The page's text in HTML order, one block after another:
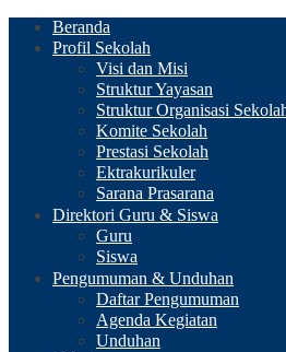
Beranda
Profil Sekolah
Visi dan Misi
Struktur Yayasan
Struktur Organisasi
Komite Sekolah
Prestasi Sekolah
Ektrakurikuler
Sarana Prasarana
Direktori Guru & Siswa
Guru
Siswa
Pengumuman & Unduhan
Daftar Pengumuman
Agenda Kegiatan
Unduhan